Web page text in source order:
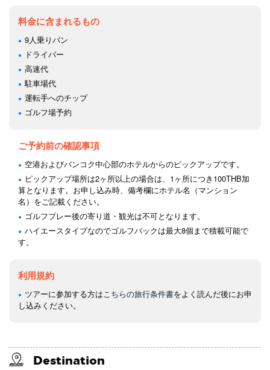
料金に含まれるもの
9人乗りバン
ドライバー
高速代
駐車場代
運転手へのチップ
ゴルフ場予約
ご予約前の確認事項
空港およびバンコク中心部のホテルからのピックアップです。
ピックアップ場所は2ヶ所以上の場合は、1ヶ所につき100THB加
算となります。お申し込み時、備考欄にホテル名（マンション
名）をご記載ください。
ゴルフプレー後の寄り道・観光は不可となります。
ハイエースタイプなのでゴルフバックは最大8個まで積載可能で
す。
利用規約
ツアーに参加する方はこちらの旅行条件書をよく読んだ後にお申
し込みください。
Destination